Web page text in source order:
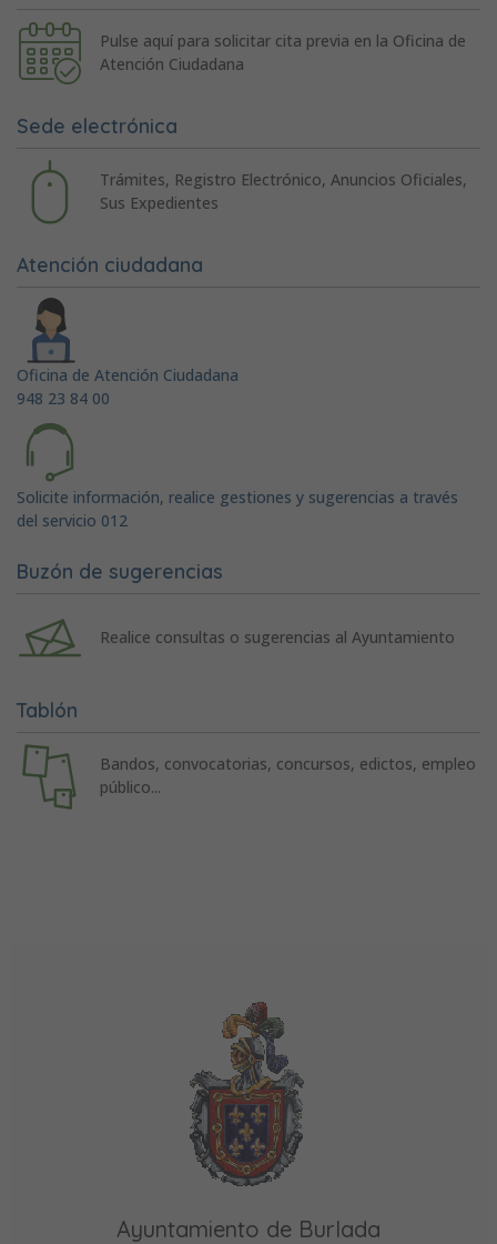
Pulse aquí para solicitar cita previa en la Oficina de
Atención Ciudadana
Sede electrónica
Trámites, Registro Electrónico, Anuncios Oficiales,
Sus Expedientes
Atención ciudadana
Oficina de Atención Ciudadana
948 23 84 00
Solicite información, realice gestiones y sugerencias a través
del servicio 012
Buzón de sugerencias
Realice consultas o sugerencias al Ayuntamiento
Tablón
Bandos, convocatorias, concursos, edictos, empleo
público...
Ayuntamiento de Burlada